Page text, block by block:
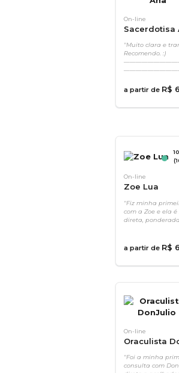
On-line
Sacerdotisa
"Muito clara e
Recomendo. :)
a partir de R$ 6
On-line
Zoe Lua
"Fiz minha
com a Zoe e ela
direta, ponderada
a partir de R$ 6
On-line
Oraculista
"Foi a minha
consulta com